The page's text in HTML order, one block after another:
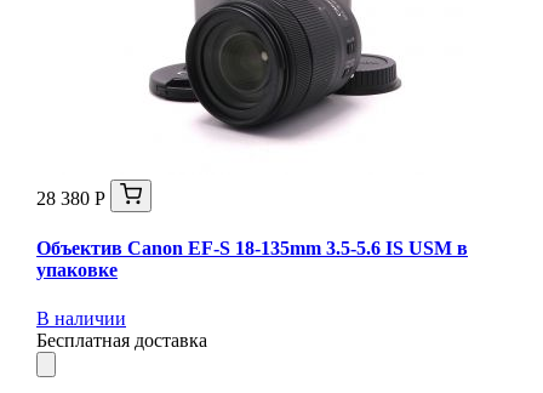
28 380 Р
Объектив Canon EF-S 18-135mm 3.5-5.6 IS USM в
упаковке
В наличии
Бесплатная доставка